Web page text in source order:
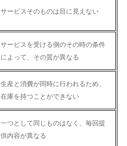
サービスそのものは目に見えない
サービスを受ける側のその時の条件
によって、その質が異なる
生産と消費が同時に行われるため、
在庫を持つことができない
一つとして同じものはなく、毎回提
供内容が異なる